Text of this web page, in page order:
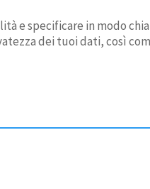
e specificare in modo
dei tuoi dati, così